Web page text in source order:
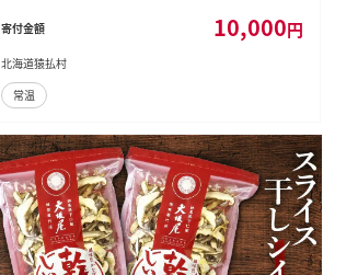
寄付金額 10,000円
北海道猿払村
常温